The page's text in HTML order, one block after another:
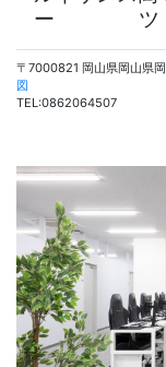
ー
図
TEL:0862064507